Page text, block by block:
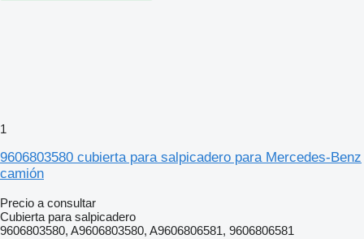
1
9606803580 cubierta para salpicadero para Mercedes-Benz
camión
Precio a consultar
Cubierta para salpicadero
9606803580, A9606803580, A9606806581, 9606806581